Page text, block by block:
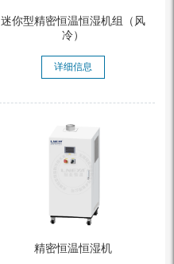
迷你型精密恒温恒湿机组（风
冷）
详细信息
精密恒温恒湿机